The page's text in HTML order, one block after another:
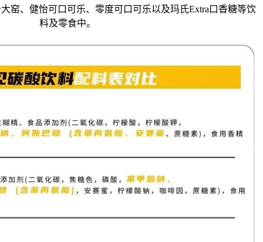
、健怡可口可乐、零度可口可乐以及玛氏Extra口香糖等饮
料及零食中。